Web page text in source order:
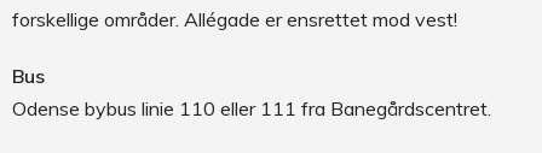
forskellige områder. Allégade er ensrettet mod vest!
Bus
Odense bybus linie 110 eller 111 fra Banegårdscentret.